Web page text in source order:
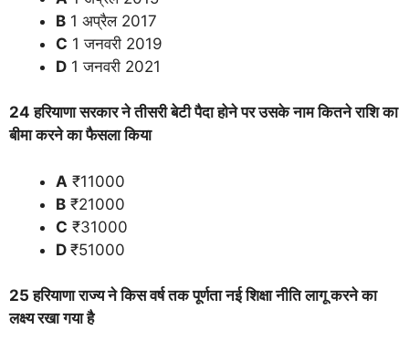
B 1 अप्रैल 2017
C 1 जनवरी 2019
D 1 जनवरी 2021
24 हरियाणा सरकार ने तीसरी बेटी पैदा होने पर उसके नाम कितने राशि का
बीमा करने का फैसला किया
A ₹11000
B ₹21000
C ₹31000
D ₹51000
25 हरियाणा राज्य ने किस वर्ष तक पूर्णता नई शिक्षा नीति लागू करने का
लक्ष्य रखा गया है